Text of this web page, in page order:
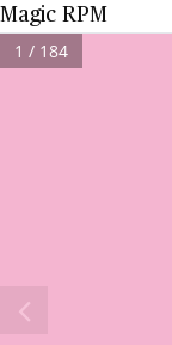
Magic RPM
1 / 184